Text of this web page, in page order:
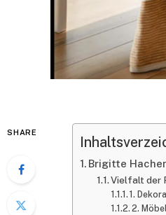
SHARE
Brigitte
Vielfalt der
1.
2.